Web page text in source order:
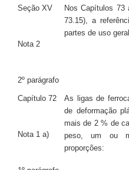
Seção XV
Nota 2
2º parágrafo
Nos Capítulos
73.15), a
partes de uso
Capítulo 72
Nota 1 a)
As ligas de
de deformação
mais de 2 % de
peso, um ou
proporções: